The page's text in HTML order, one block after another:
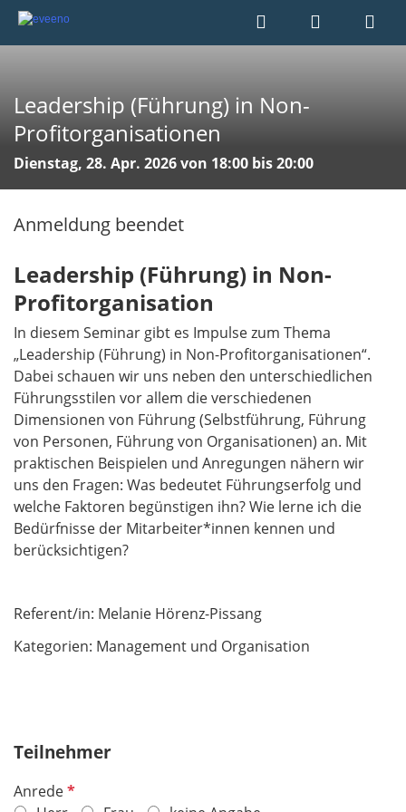
Leadership (Führung) in Non-
Profitorganisationen
Dienstag, 28. Apr. 2026 von 18:00 bis 20:00
Anmeldung beendet
Leadership (Führung) in Non-
Profitorganisation
In diesem Seminar gibt es Impulse zum Thema
„Leadership (Führung) in Non-Profitorganisationen“.
Dabei schauen wir uns neben den unterschiedlichen
Führungsstilen vor allem die verschiedenen
Dimensionen von Führung (Selbstführung, Führung
von Personen, Führung von Organisationen) an. Mit
praktischen Beispielen und Anregungen nähern wir
uns den Fragen: Was bedeutet Führungserfolg und
welche Faktoren begünstigen ihn? Wie lerne ich die
Bedürfnisse der Mitarbeiter*innen kennen und
berücksichtigen?
Referent/in: Melanie Hörenz-Pissang
Kategorien: Management und Organisation
Teilnehmer
AnredeP